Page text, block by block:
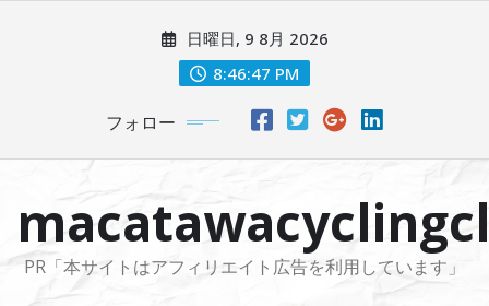
に
日曜日, 9 8月 2026
8:46:48 PM
フォロー
PR「本サイトはアフィリエイト広告を利用しています」